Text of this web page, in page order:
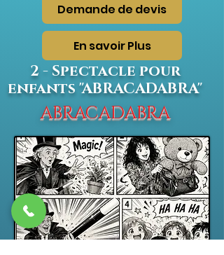
Demande de devis
En savoir Plus
2 - Spectacle pour
enfants "ABRACADABRA"
ABRACADABRA